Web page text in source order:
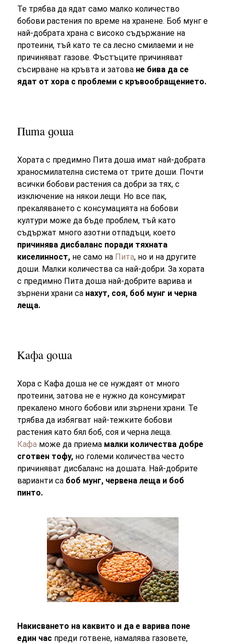
Те трябва да ядат само малко количество
бобови растения по време на хранене. Боб мунг е
най-добрата храна с високо съдържание на
протеини, тъй като те са лесно смилаеми и не
причиняват газове. Фъстъците причиняват
съсирване на кръвта и затова не бива да се
ядат от хора с проблеми с кръвообращението.
Пита доша
Хората с предимно Пита доша имат най-добрата
храносмилателна система от трите доши. Почти
всички бобови растения са добри за тях, с
изключение на някои лещи. Но все пак,
прекаляването с консумацията на бобови
култури може да бъде проблем, тъй като
съдържат много азотни отпадъци, което
причинява дисбаланс поради тяхната
киселинност, не само на Пита, но и на другите
доши. Малки количества са най-добри. За хората
с предимно Пита доша най-добрите варива и
зърнени храни са нахут, соя, боб мунг и черна
леща.
Кафа доша
Хора с Кафа доша не се нуждаят от много
протеини, затова не е нужно да консумират
прекалено много бобови или зърнени храни. Те
трябва да избягват най-тежките бобови
растения като бял боб, соя и черна леща.
Кафа може да приема малки количества добре
сготвен тофу, но големи количества често
причиняват дисбаланс на дошата. Най-добрите
варианти са боб мунг, червена леща и боб
пинто.
Накисването на каквито и да е варива поне
един час преди готвене, намалява газовете,